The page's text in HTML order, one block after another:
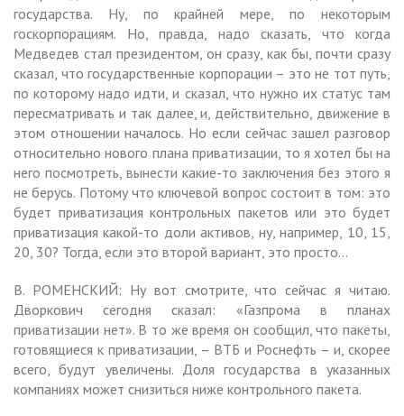
государства. Ну, по крайней мере, по некоторым
госкорпорациям. Но, правда, надо сказать, что когда
Медведев стал президентом, он сразу, как бы, почти сразу
сказал, что государственные корпорации – это не тот путь,
по которому надо идти, и сказал, что нужно их статус там
пересматривать и так далее, и, действительно, движение в
этом отношении началось. Но если сейчас зашел разговор
относительно нового плана приватизации, то я хотел бы на
него посмотреть, вынести какие-то заключения без этого я
не берусь. Потому что ключевой вопрос состоит в том: это
будет приватизация контрольных пакетов или это будет
приватизация какой-то доли активов, ну, например, 10, 15,
20, 30? Тогда, если это второй вариант, это просто…
В. РОМЕНСКИЙ: Ну вот смотрите, что сейчас я читаю.
Дворкович сегодня сказал: «Газпрома в планах
приватизации нет». В то же время он сообщил, что пакеты,
готовящиеся к приватизации, – ВТБ и Роснефть – и, скорее
всего, будут увеличены. Доля государства в указанных
компаниях может снизиться ниже контрольного пакета.